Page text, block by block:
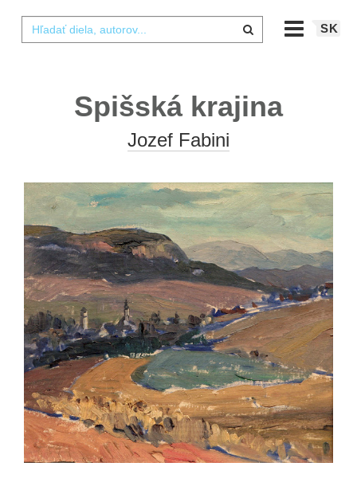
SK
Spišská krajina
Jozef Fabini